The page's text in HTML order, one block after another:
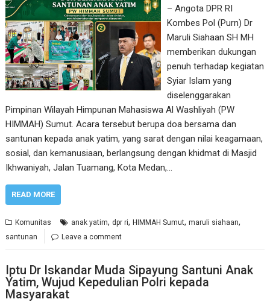
– Angota DPR RI
Kombes Pol (Purn) Dr
Maruli Siahaan SH MH
memberikan dukungan
penuh terhadap kegiatan
Syiar Islam yang
diselenggarakan
Pimpinan Wilayah Himpunan Mahasiswa Al Washliyah (PW
HIMMAH) Sumut. Acara tersebut berupa doa bersama dan
santunan kepada anak yatim, yang sarat dengan nilai keagamaan,
sosial, dan kemanusiaan, berlangsung dengan khidmat di Masjid
Ikhwaniyah, Jalan Tuamang, Kota Medan,…
READ MORE
Komunitas anak yatim, dpr ri,HIMMAH Sumut,maruli siahaan,
santunan Leave a comment
Iptu Dr Iskandar Muda Sipayung Santuni Anak
Yatim, Wujud Kepedulian Polri kepada
Masyarakat